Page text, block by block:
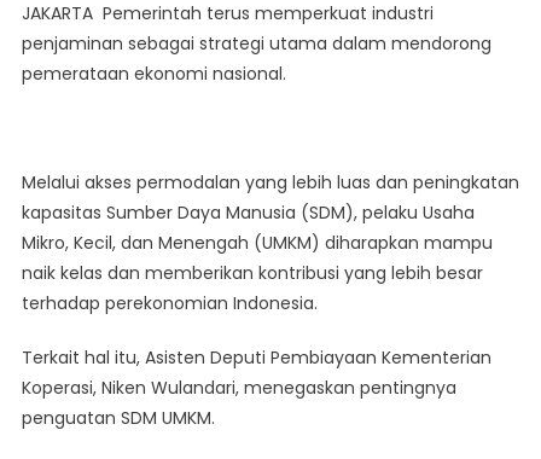
Optimalkan
Industri
Penjaminan
Ekonomi
JAKARTA  Pemerintah terus memperkuat industri
penjaminan sebagai strategi utama dalam mendorong
pemerataan ekonomi nasional.
Melalui akses permodalan yang lebih luas dan peningkatan
kapasitas Sumber Daya Manusia (SDM), pelaku Usaha
Mikro, Kecil, dan Menengah (UMKM) diharapkan mampu
naik kelas dan memberikan kontribusi yang lebih besar
terhadap perekonomian Indonesia.
Terkait hal itu, Asisten Deputi Pembiayaan Kementerian
Koperasi, Niken Wulandari, menegaskan pentingnya
penguatan SDM UMKM.